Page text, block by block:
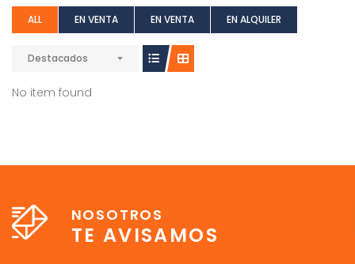
ALL EN VENTA EN VENTA EN ALQUILER
Destacados
No item found
NOSOTROS
TE AVISAMOS